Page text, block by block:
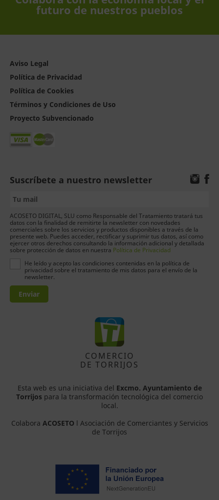
futuro de nuestros pueblos
Aviso Legal
Política de Privacidad
Política de Cookies
Términos y Condiciones de Uso
Proyecto Subvencionado
Suscríbete a nuestro newsletter
ACOSETO DIGITAL, SLU como Responsable del Tratamiento tratará tus
datos con la finalidad de remitirte la newsletter con novedades
comerciales sobre los servicios y productos disponibles a través de la
presente web. Puedes acceder, rectificar y suprimir tus datos, así como
ejercer otros derechos consultando la información adicional y detallada
sobre protección de datos en nuestra Política de Privacidad
He leído y acepto las condiciones contenidas en la política de
privacidad sobre el tratamiento de mis datos para el envío de la
newsletter.
Enviar
COMERCIO
DE TORRIJOS
Esta web es una iniciativa del Excmo. Ayuntamiento de
Torrijos para la transformación tecnológica del comercio
local.
Colabora ACOSETO l Asociación de Comerciantes y Servicios
de Torrijos